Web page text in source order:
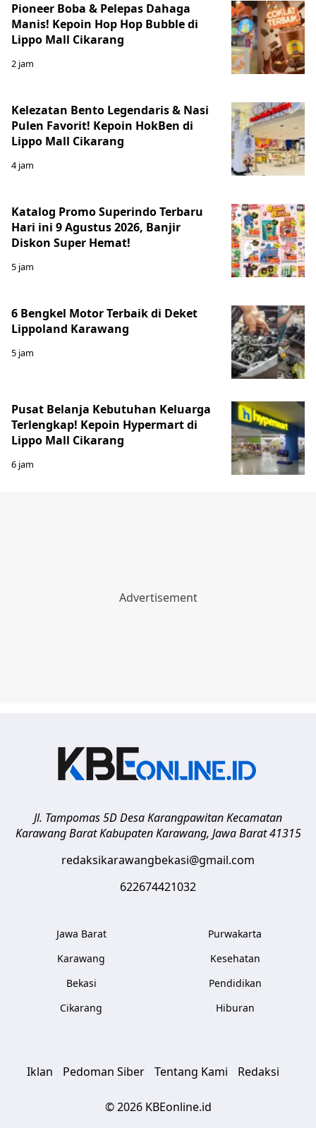
Pioneer Boba & Pelepas Dahaga
Manis! Kepoin Hop Hop Bubble di
Lippo Mall Cikarang
2 jam
Kelezatan Bento Legendaris & Nasi
Pulen Favorit! Kepoin HokBen di
Lippo Mall Cikarang
4 jam
Katalog Promo Superindo Terbaru
Hari ini 9 Agustus 2026, Banjir
Diskon Super Hemat!
5 jam
6 Bengkel Motor Terbaik di Deket
Lippoland Karawang
5 jam
Pusat Belanja Kebutuhan Keluarga
Terlengkap! Kepoin Hypermart di
Lippo Mall Cikarang
6 jam
Jl. Tampomas 5D Desa Karangpawitan Kecamatan
Karawang Barat Kabupaten Karawang, Jawa Barat 41315
redaksikarawangbekasi@gmail.com
622674421032
Jawa Barat
Karawang
Bekasi
Cikarang
Purwakarta
Kesehatan
Pendidikan
Hiburan
Iklan Pedoman Siber Tentang Kami Redaksi
© 2026 KBEonline.id